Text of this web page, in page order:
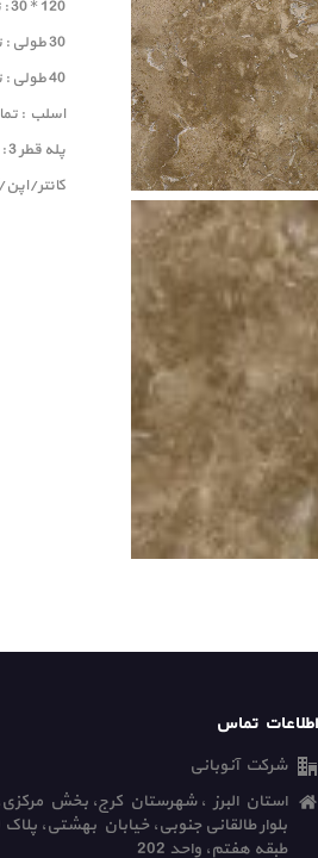
120 * 30 : تماس بگیرید
30 طولی : تماس بگیرید
40 طولی : تماس بگیرید
اسلب :
پله قطر 3 : تماس بگیرید
کانتر/اپن/آیلند
اطلاعات تماس
شرکت آنوبانی
استان البرز ، شهرستان کرج، بخش
طبقه هفتم، واحد 202